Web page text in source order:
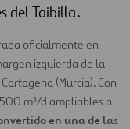
del Taibilla.
oficialmente en
izquierda de la
(Murcia). Con
m³/d ampliables a
en una de las